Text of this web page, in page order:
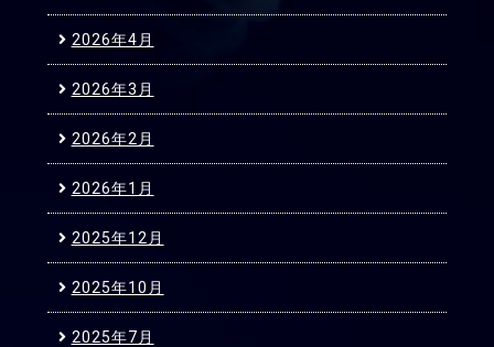
2026年4月
2026年3月
2026年2月
2026年1月
2025年12月
2025年10月
2025年7月